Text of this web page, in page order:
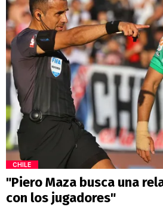
CHILE
"Piero Maza busca una
con los jugadores"